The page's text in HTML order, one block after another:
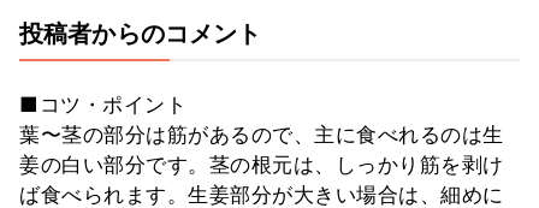
投稿者からのコメント
■コツ・ポイント
葉〜茎の部分は筋があるので、主に食べれるのは生
姜の白い部分です。茎の根元は、しっかり筋を剥け
ば食べられます。生姜部分が大きい場合は、細めに